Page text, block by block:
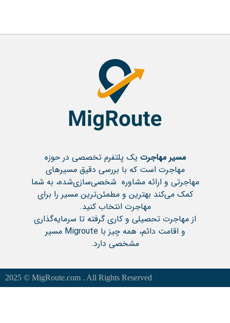
مسیر مهاجرتیک پلتفرم تخصصی در حوزه
مهاجرت است که با بررسی دقیق مسیرهای
مهاجرتی و ارائه مشاوره شخصی‌سازی‌شده، به شما
کمک می‌کند بهترین و مطمئن‌ترین مسیر را برای
مهاجرت انتخاب کنید.
از مهاجرت تحصیلی و کاری گرفته تا سرمایه‌گذاری
و اقامت دائم، همه چیز با Migroute مسیر
مشخصی دارد.
2025 © MigRoute.com . All Rights Reserved